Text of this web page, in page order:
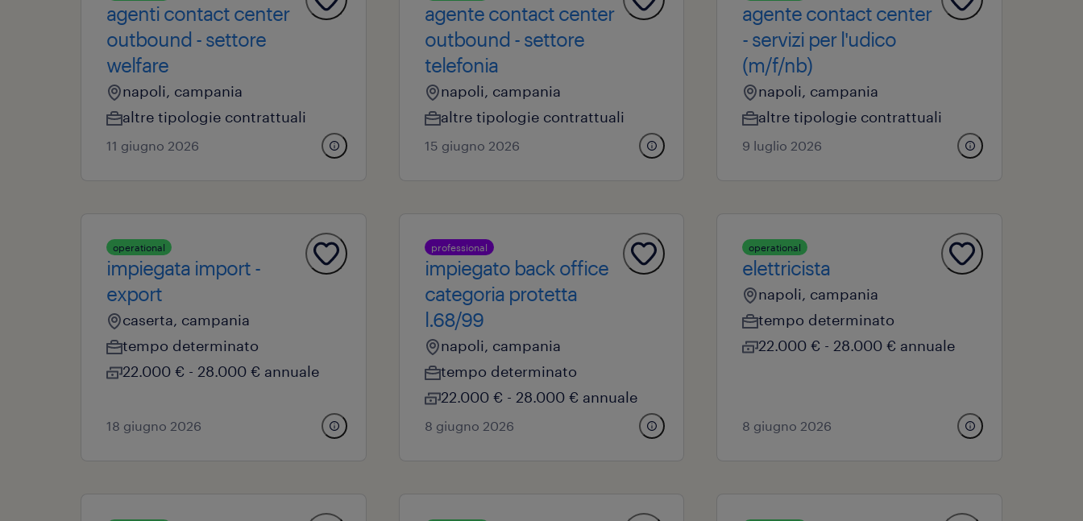
agenti contact center
outbound - settore
welfare
napoli, campania
altre tipologie contrattuali
11 giugno 2026
agente contact center
outbound - settore
telefonia
napoli, campania
altre tipologie contrattuali
15 giugno 2026
agente contact center
- servizi per l'udico
(m/f/nb)
napoli, campania
altre tipologie contrattuali
9 luglio 2026
operational
impiegata import -
export
caserta, campania
tempo determinato
22.000 € - 28.000 € annuale
18 giugno 2026
professional
impiegato back office
categoria protetta
l.68/99
napoli, campania
tempo determinato
22.000 € - 28.000 € annuale
8 giugno 2026
operational
elettricista
napoli, campania
tempo determinato
22.000 € - 28.000 € annuale
8 giugno 2026